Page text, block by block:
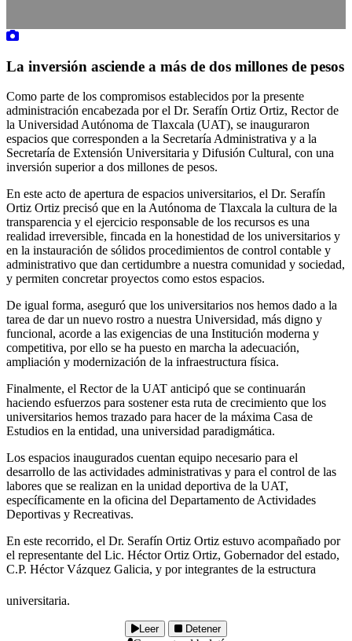
La inversión asciende a más de dos millones de pesos
Como parte de los compromisos establecidos por la presente
administración encabezada por el Dr. Serafín Ortiz Ortiz, Rector de
la Universidad Autónoma de Tlaxcala (UAT), se inauguraron
espacios que corresponden a la Secretaría Administrativa y a la
Secretaría de Extensión Universitaria y Difusión Cultural, con una
inversión superior a dos millones de pesos.
En este acto de apertura de espacios universitarios, el Dr. Serafín
Ortiz Ortiz precisó que en la Autónoma de Tlaxcala la cultura de la
transparencia y el ejercicio responsable de los recursos es una
realidad irreversible, fincada en la honestidad de los universitarios y
en la instauración de sólidos procedimientos de control contable y
administrativo que dan certidumbre a nuestra comunidad y sociedad,
y permiten concretar proyectos como estos espacios.
De igual forma, aseguró que los universitarios nos hemos dado a la
tarea de dar un nuevo rostro a nuestra Universidad, más digno y
funcional, acorde a las exigencias de una Institución moderna y
competitiva, por ello se ha puesto en marcha la adecuación,
ampliación y modernización de la infraestructura física.
Finalmente, el Rector de la UAT anticipó que se continuarán
haciendo esfuerzos para sostener esta ruta de crecimiento que los
universitarios hemos trazado para hacer de la máxima Casa de
Estudios en la entidad, una universidad paradigmática.
Los espacios inaugurados cuentan equipo necesario para el
desarrollo de las actividades administrativas y para el control de las
labores que se realizan en la unidad deportiva de la UAT,
específicamente en la oficina del Departamento de Actividades
Deportivas y Recreativas.
En este recorrido, el Dr. Serafín Ortiz Ortiz estuvo acompañado por
el representante del Lic. Héctor Ortiz Ortiz, Gobernador del estado,
C.P. Héctor Vázquez Galicia, y por integrantes de la estructura
universitaria.
Leer Detener